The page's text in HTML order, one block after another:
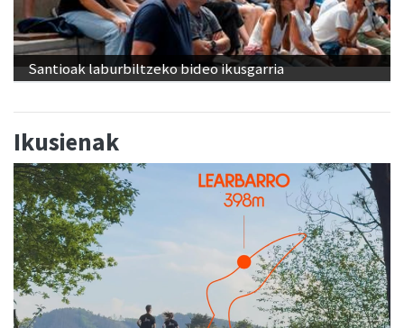
Santioak laburbiltzeko bideo ikusgarria
Ikusienak